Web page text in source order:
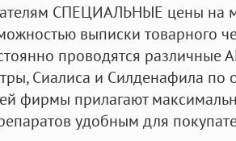
СПЕЦИАЛЬНЫЕ цены на
выписки товарного
проводятся
Сиалиса и Силденафила по
фирмы прилагают
удобным для